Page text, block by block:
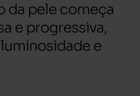
da pele começa
e progressiva,
e